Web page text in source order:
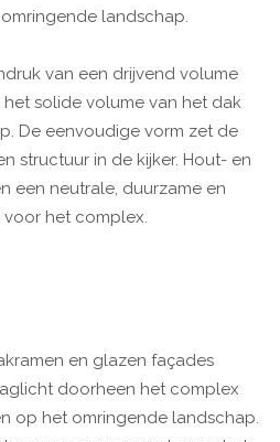
landschap.
van een drijvend volume
solide volume van het dak
De eenvoudige vorm zet de
structuur in de kijker. Hout- en
een neutrale, duurzame en
het complex.
en glazen façades
doorheen het complex
op het omringende landschap.